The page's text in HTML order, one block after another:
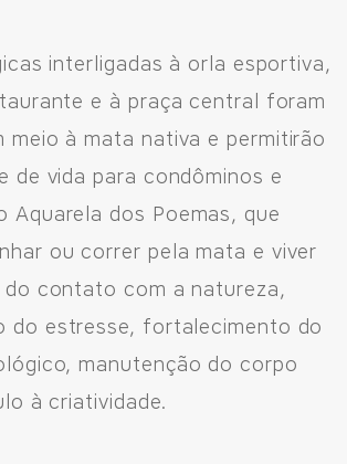
interligadas à orla esportiva,
e à praça central foram
meio à mata nativa e permitirão
de vida para condôminos e
Aquarela dos Poemas, que
ou correr pela mata e viver
contato com a natureza,
do estresse, fortalecimento do
manutenção do corpo
à criatividade.